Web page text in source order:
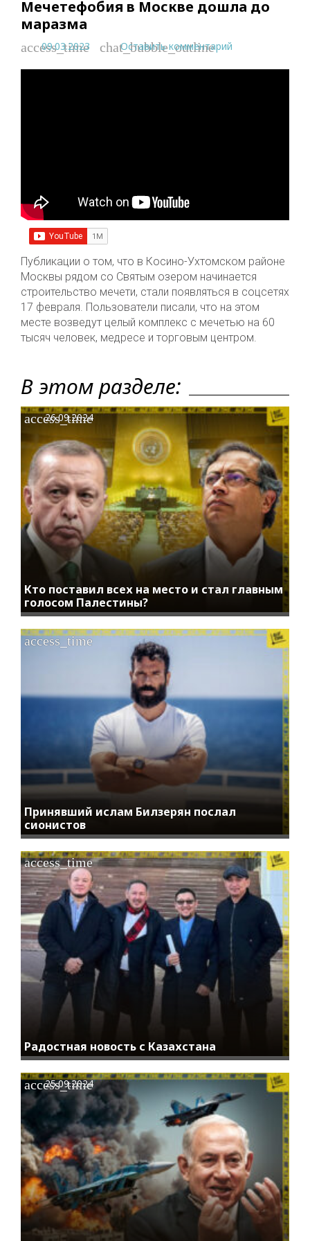
Мечетефобия в Москве дошла до
маразма
access_time
09.03.2023 chat_bubble_outline
Оставить комментарий
Публикации о том, что в Косино-Ухтомском районе
Москвы рядом со Святым озером начинается
строительство мечети, стали появляться в соцсетях
17 февраля. Пользователи писали, что на этом
месте возведут целый комплекс с мечетью на 60
тысяч человек, медресе и торговым центром.
В этом разделе:
Кто поставил всех на место и стал главным
голосом Палестины?
access_time
26.09.2024
Принявший ислам Билзерян послал
сионистов
access_time
Радостная новость с Казахстана
access_time
access_time
25.09.2024